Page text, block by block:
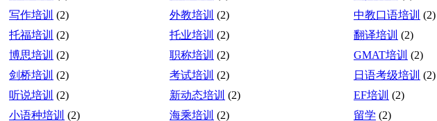
写作培训 (2) 外教培训 (2) 中教口语培训 (2)
托福培训 (2) 托业培训 (2) 翻译培训 (2)
博思培训 (2) 职称培训 (2) GMAT培训 (2)
剑桥培训 (2) 考试培训 (2) 日语考级培训 (2)
听说培训 (2) 新动态培训 (2) EF培训 (2)
小语种培训 (2) 海乘培训 (2) 留学 (2)